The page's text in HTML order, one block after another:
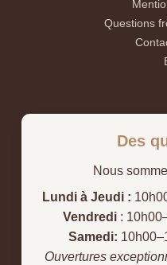
Questions
Des
Nous
Lundi à Jeudi :
Vendredi :
Samedi:
Ouvertures